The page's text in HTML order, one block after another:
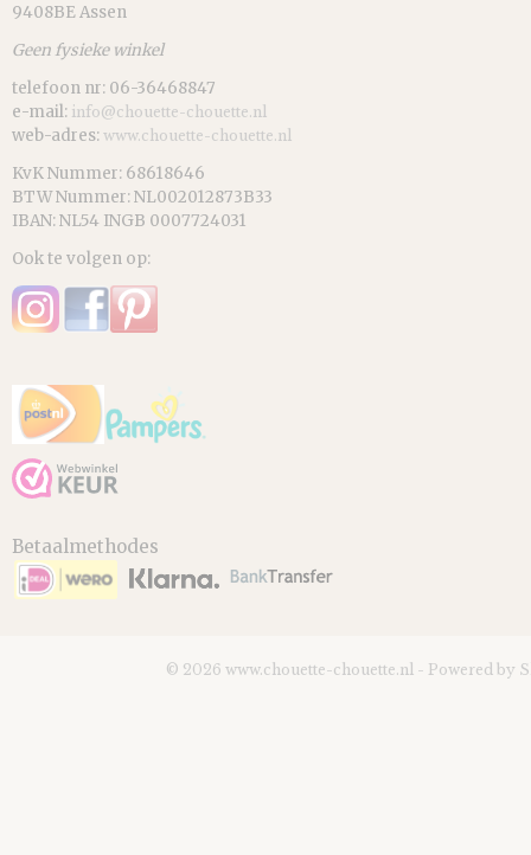
9408BE Assen
Geen fysieke winkel
telefoon nr: 06-36468847
e-mail: info@chouette-chouette.nl
web-adres: www.chouette-chouette.nl
KvK Nummer: 68618646
BTW Nummer: NL002012873B33
IBAN: NL54 INGB 0007724031
Ook te volgen op:
Betaalmethodes
© 2026 www.chouette-chouette.nl - Powered by